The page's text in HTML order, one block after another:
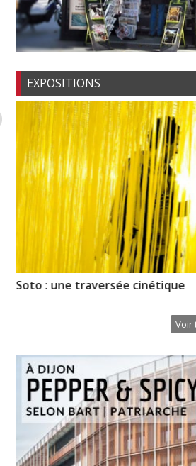
EXPOSITIONS
Soto : une traversée cinétique
Voir